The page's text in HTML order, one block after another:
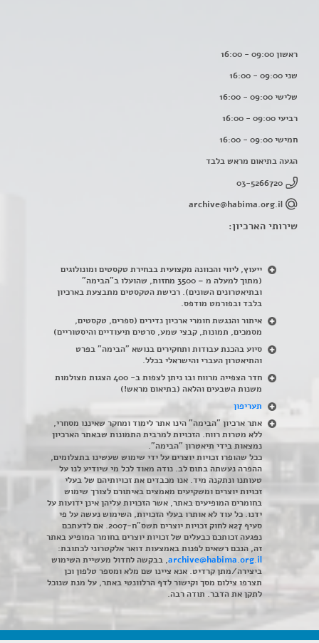
ראשון 09:00 - 16:00
שני 09:00 - 16:00
שלישי 09:00 - 16:00
רביעי 09:00 - 16:00
חמישי 09:00 - 16:00
הגעה בתיאום מראש בלבד
03-5266720
archive@habima.org.il
שירותי הארכיון:
ייעוץ, ליווי והכוונה מקצועית בבחירת טקסטים ומונולוגים
(מתוך למעלה מ – 3500 מחזות, שהועלו ב"הבימה"
ובתיאטרונים השונים). רכישת הטקסטים מתבצעת בארכיון
בלבד ובפורמט מודפס.
איתור והנגשת חומרי ארכיון נדירים (ספרים, טקסטים,
מסמכים, תמונות, קבצי שמע, סרטים תיעודיים והיסטוריים)
סיוע בהכנת עבודות ותחקירים בנושא "הבימה" בפרט
והתיאטרון העברי והישראלי בכלל.
חדר הצפייה מרווח ובו ניתן לצפות ב- 400 הצגות מצולמות
משנות השבעים והלאה (בתיאום מראש!)
תעריפון
אתר ארכיון "הבימה" הינו אתר לימוד ומחקר שאיננו מסחרי,
ללא מטרות רווח. הזכויות למרבית התמונות שבאתר הארכיון
נמצאות בידי תיאטרון "הבימה".
ככל שהופרו זכויות יוצרים על ידי שימוש שעשינו בתצלומים,
ההפרה נעשתה בתום לב. נודה מאוד לכל מי שיודיע לנו על
טעותנו ונתקנה מיד. אנו מכבדים את זכויותיהם של בעלי
זכויות יוצרים ומשקיעים מאמצים באיתורם לצורך שימוש
בחומרים המופיעים באתר, אשר הזכויות עליהן אינן ידועות על
ידנו. כל עוד לא אותרו בעלי הזכויות, השימוש נעשה על פי
סעיף 27א לחוק זכויות יוצרים תשס"ח-2007. אם לדעתכם
נפגעה זכותכם כבעלים של זכויות יוצרים בחומר המופיע באתר
זה, הנכם רשאים לפנות באמצעות דואר אלקטרוני לכתובת:
archive@habima.org.il, בבקשה לחדול מעשיית השימוש
ביצירה/מתן קרדיט. אנא ציינו שם מלא ומספר טלפון וכן
תצרפו צילום מסך וקישור לדף הרלוונטי באתר, על מנת שנוכל
לתקן את הדבר. תודה רבה.